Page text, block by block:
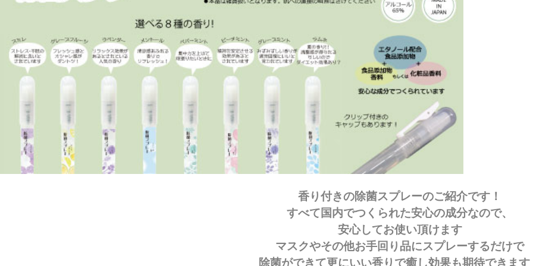
香り付きの除菌スプレーのご紹介です！
すべて国内でつくられた安心の成分なので、
安心してお使い頂けます
マスクやその他お手回り品にスプレーするだけで
除菌ができて更にいい香りで癒し効果も期待できます